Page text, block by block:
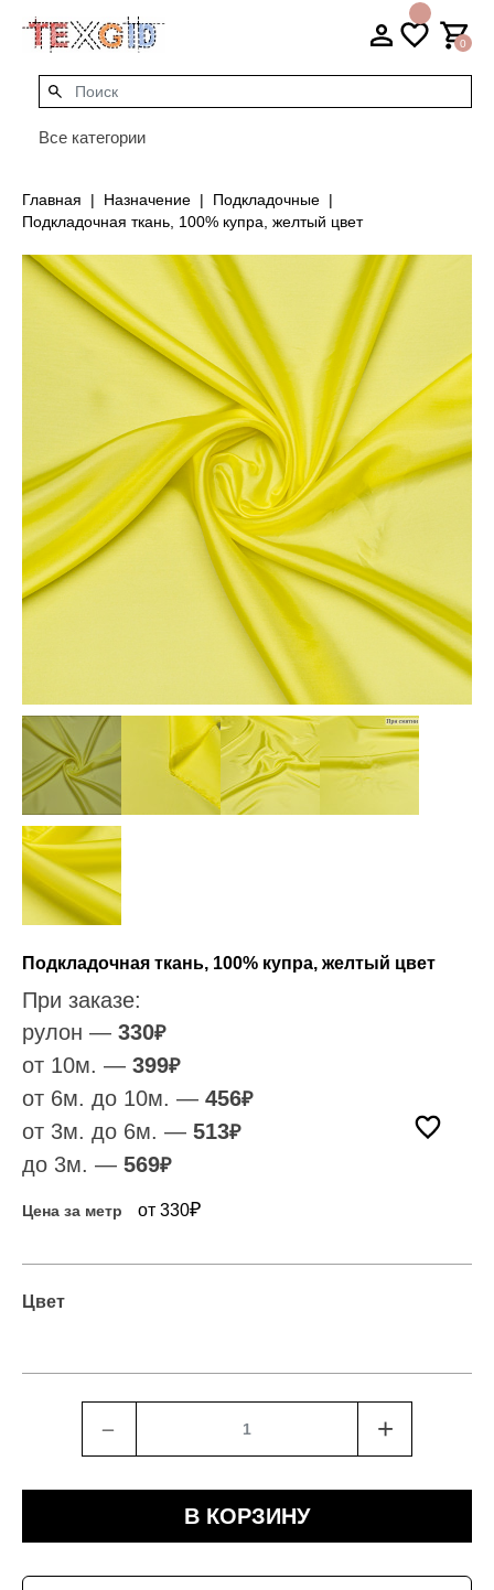
0
Все категории
Главная Назначение
Подкладочные
Подкладочная ткань, 100% купра, желтый цвет
Подкладочная ткань, 100% купра, желтый цвет
При заказе:
рулон — 330₽
от 10м. — 399₽
от 6м. до 10м. — 456₽
от 3м. до 6м. — 513₽
до 3м. — 569₽
Цена за метр от 330₽
Цвет
﹣ +
В КОРЗИНУ